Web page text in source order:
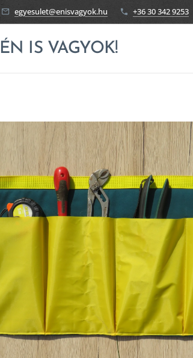
egyesulet@enisvagyok.hu +36 30 342 9253
ÉN IS VAGYOK!